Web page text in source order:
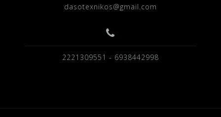
dasotexnikos@gmail.com
2221309551 - 6938442998